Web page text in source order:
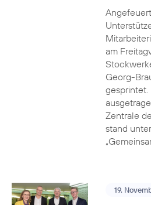
am
Georg-
gesprintet.
Zentrale
stand
19.